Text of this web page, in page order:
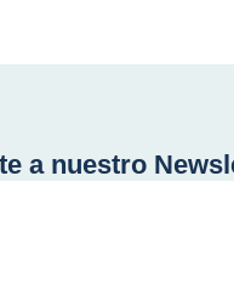
a nuestro